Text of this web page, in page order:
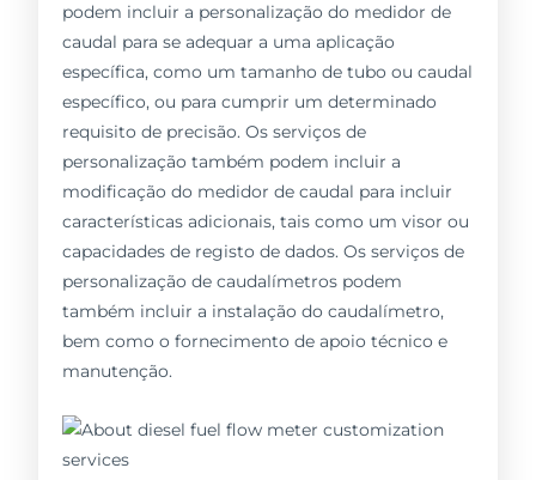
podem incluir a personalização do medidor de
caudal para se adequar a uma aplicação
específica, como um tamanho de tubo ou caudal
específico, ou para cumprir um determinado
requisito de precisão. Os serviços de
personalização também podem incluir a
modificação do medidor de caudal para incluir
características adicionais, tais como um visor ou
capacidades de registo de dados. Os serviços de
personalização de caudalímetros podem
também incluir a instalação do caudalímetro,
bem como o fornecimento de apoio técnico e
manutenção.